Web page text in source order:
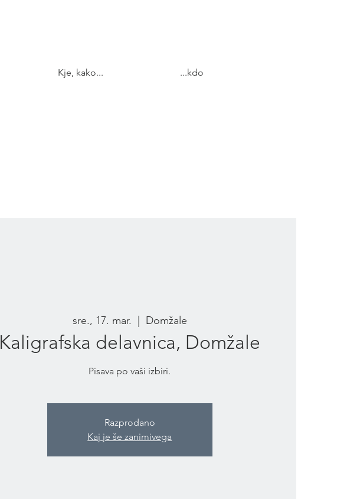
Kje, kako... ...kdo
sre., 17. mar. Domžale
Kaligrafska delavnica, Domžale
Pisava po vaši izbiri.
Razprodano
Kaj je še zanimivega